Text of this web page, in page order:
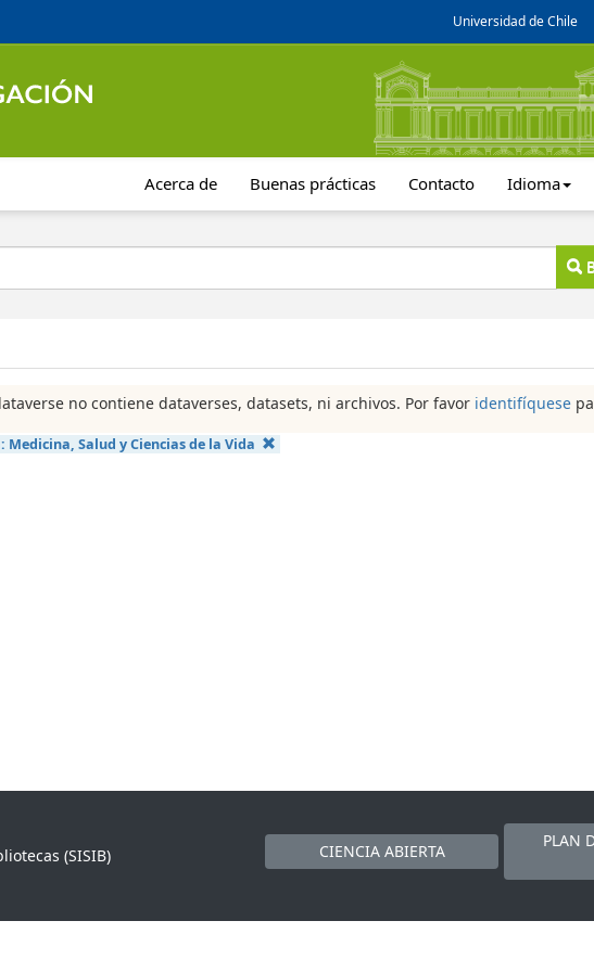
Universidad de Chile
Acerca de Buenas prácticas Contacto Idioma
no contiene dataverses, datasets, ni archivos. Por favor identifíquese
Medicina, Salud y Ciencias de la Vida
(SISIB)
CIENCIA ABIERTA
PLAN